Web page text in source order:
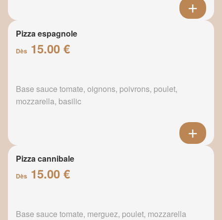
Pizza espagnole
Dès 15.00 €
Base sauce tomate, oignons, poivrons, poulet,
mozzarella, basilic
Pizza cannibale
Dès 15.00 €
Base sauce tomate, merguez, poulet, mozzarella